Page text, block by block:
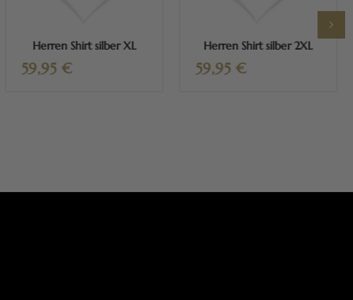
Herren Shirt silber XL
59,95€
Herren Shirt silber 2XL
59,95€